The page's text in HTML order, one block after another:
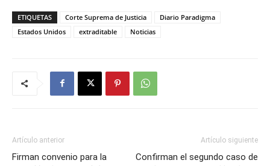
ETIQUETAS Corte Suprema de Justicia
Diario Paradigma
Estados Unidos
extraditable Noticias
Artículo anterior
Firman convenio para la
Artículo siguiente
Confirman el segundo caso de